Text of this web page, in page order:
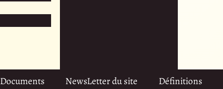
Documents NewsLetter du site Définitions